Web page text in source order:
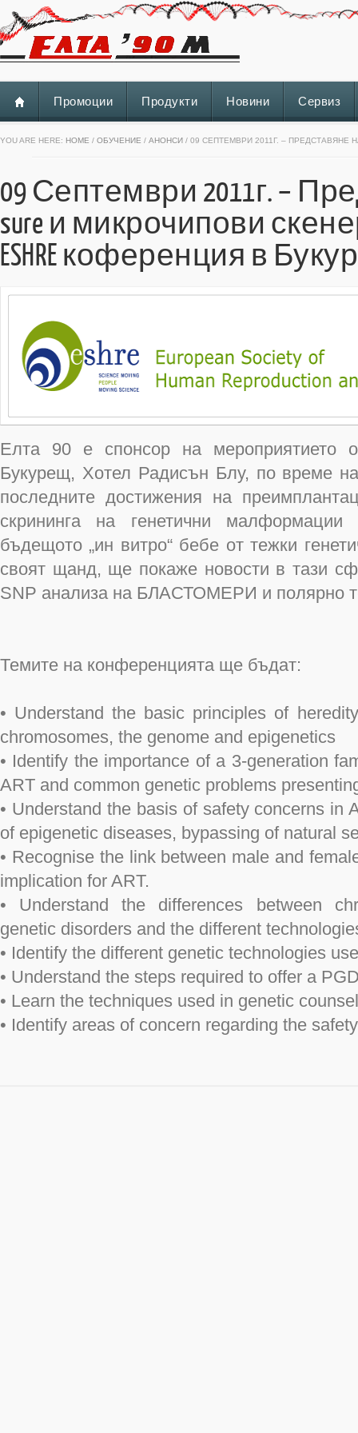
Промоции Продукти Новини Сервиз
YOU ARE HERE: HOME / ОБУЧЕНИЕ / АНОНСИ / 09 СЕПТЕМВРИ 2011Г. – ПРЕДСТАВЯНЕ
09 Септември 2011г. –
sure и микрочипови
ESHRE коференция в
Елта 90 е спонсор на мероприятието
Букурещ, Хотел Радисън Блу, по време
последните достижения на
скрининга на генетични
бъдещото „ин витро“ бебе от тежки
своят щанд, ще покаже новости в тази
SNP анализа на БЛАСТОМЕРИ и полярно
Темите на конференцията ще бъдат:
• Understand the basic principles of
chromosomes, the genome and epigenetics
• Identify the importance of a 3-generation
ART and common genetic problems
• Understand the basis of safety concerns in
of epigenetic diseases, bypassing of natural
• Recognise the link between male and
implication for ART.
• Understand the differences between
genetic disorders and the different
• Identify the different genetic technologies
• Understand the steps required to offer a
• Learn the techniques used in genetic
• Identify areas of concern regarding the